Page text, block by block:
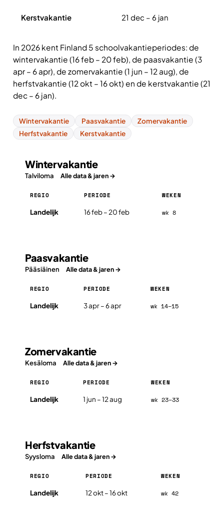
Kerstvakantie 21 dec – 6 jan
In 2026 kent Finland 5 schoolvakantieperiodes: de
wintervakantie (16 feb – 20 feb), de paasvakantie (3
apr – 6 apr), de zomervakantie (1 jun – 12 aug), de
herfstvakantie (12 okt – 16 okt) en de kerstvakantie (21
dec – 6 jan).
Wintervakantie Paasvakantie
Zomervakantie
Herfstvakantie
Kerstvakantie
Wintervakantie
Talviloma Alle data & jaren →
Wintervakantie in Finland 2026, per regio
REGIO PERIODE WEKEN
Landelijk 16 feb – 20 feb wk 8
Paasvakantie
Pääsiäinen Alle data & jaren →
Paasvakantie in Finland 2026, per regio
REGIO PERIODE WEKEN
Landelijk 3 apr – 6 apr wk 14–15
Zomervakantie
Kesäloma Alle data & jaren →
Zomervakantie in Finland 2026, per regio
REGIO PERIODE WEKEN
Landelijk 1 jun – 12 aug wk 23–33
Herfstvakantie
Syysloma Alle data & jaren →
Herfstvakantie in Finland 2026, per regio
REGIO PERIODE WEKEN
Landelijk 12 okt – 16 okt wk 42